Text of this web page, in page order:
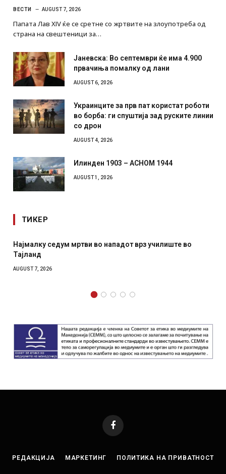
ВЕСТИ AUGUST 7, 2026
Папата Лав XIV ќе се сретне со жртвите на злоупотреба од
страна на свештеници за…
Јаневска: Во септември ќе има 4.900
првачиња помалку од лани
AUGUST 6, 2026
Украинците за прв пат користат роботи
во борба: ги спуштија зад руските линии
со дрон
AUGUST 4, 2026
Илинден 1903 – АСНОМ 1944
AUGUST 1, 2026
ТИКЕР
Најмалку седум мртви во нападот врз училиште во
Тајланд
AUGUST 7, 2026
Facebook
РЕДАКЦИЈА МАРКЕТИНГ ПОЛИТИКА НА ПРИВАТНОСТ